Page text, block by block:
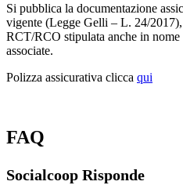
Si pubblica la documentazione
vigente (Legge Gelli – L. 24/
RCT/RCO stipulata anche in
associate.
Polizza assicurativa clicca qui
FAQ
Socialcoop Risponde